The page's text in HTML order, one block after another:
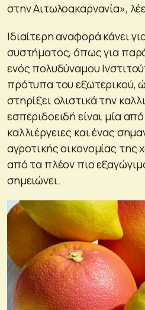
στην Αιτωλοακαρνανία»,
Ιδιαίτερη αναφορά κάνει
συστήματος, όπως για
ενός πολυδύναμου
πρότυπα του εξωτερικού,
στηρίξει ολιστικά την
εσπεριδοειδή είναι μία από
καλλιέργειες και ένας
αγροτικής οικονομίας της
από τα πλέον πιο
σημειώνει.